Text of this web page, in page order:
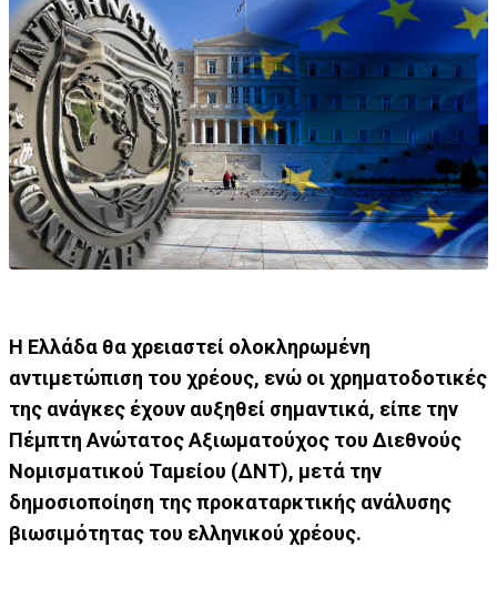
Η Ελλάδα θα χρειαστεί ολοκληρωμένη
αντιμετώπιση του χρέους, ενώ οι χρηματοδοτικές
της ανάγκες έχουν αυξηθεί σημαντικά, είπε την
Πέμπτη Ανώτατος Αξιωματούχος του Διεθνούς
Νομισματικού Ταμείου (ΔΝΤ), μετά την
δημοσιοποίηση της προκαταρκτικής ανάλυσης
βιωσιμότητας του ελληνικού χρέους.